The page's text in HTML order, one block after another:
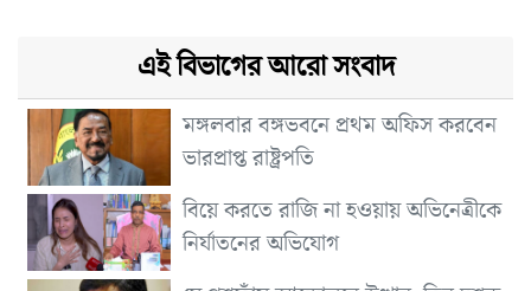
এই বিভাগের আরো সংবাদ
মঙ্গলবার বঙ্গভবনে প্রথম অফিস করবেন
ভারপ্রাপ্ত রাষ্ট্রপতি
বিয়ে করতে রাজি না হওয়ায় অভিনেত্রীকে
নির্যাতনের অভিযোগ